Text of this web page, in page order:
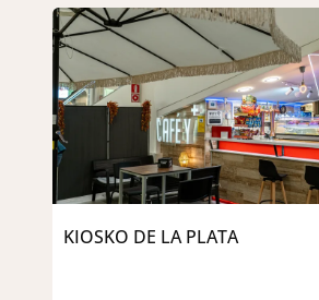
KIOSKO DE LA PLATA